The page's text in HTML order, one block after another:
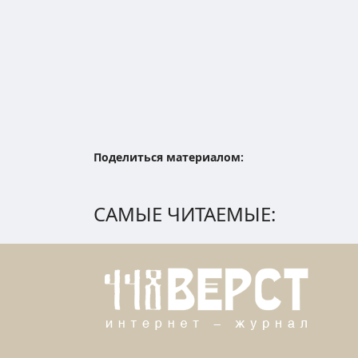
Поделиться материалом:
САМЫЕ ЧИТАЕМЫЕ: